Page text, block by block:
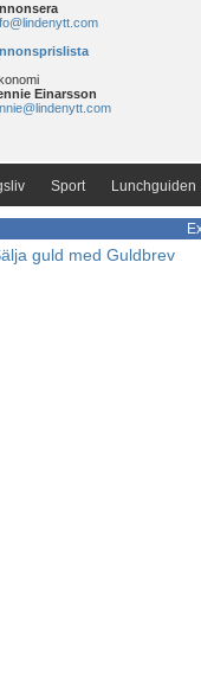
Einarsson
Sport Lunchguiden
guld med Guldbrev